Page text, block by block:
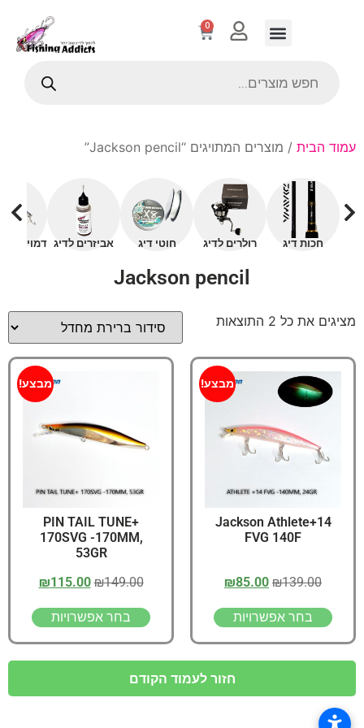
0
עמוד הבית / מוצרים המתויגים “Jackson pencil”
חכות דיג רולרים לדיג חוטי דיג אביזרים לדיג דמויים
Jackson pencil
מציגים את כל ⁦2⁩ התוצאות
מבצע!
Jackson Athlete+14
FVG 140F
₪139.00
₪85.00
בחר אפשרויות
מבצע!
PIN TAIL TUNE+
170SVG -170MM,
53GR
₪149.00
₪115.00
בחר אפשרויות
חזור לעמוד הקודם